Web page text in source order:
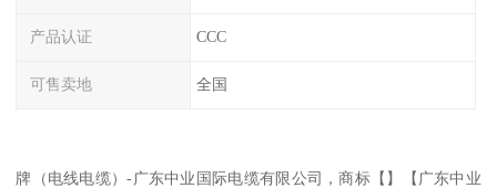
产品认证 CCC
可售卖地 全国
牌（电线电缆）-广东中业国际电缆有限公司，商标【】【广东中业